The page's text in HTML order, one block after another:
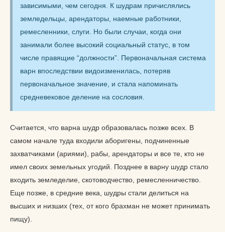
зависимыми, чем сегодня. К шудрам причислялись
земледельцы, арендаторы, наемные работники,
ремесленники, слуги. Но были случаи, когда они
занимали более высокий социальный статус, в том
числе правящие “должности”. Первоначальная система
варн впоследствии видоизменилась, потеряв
первоначальное значение, и стала напоминать
средневековое деление на сословия.
Считается, что варна шудр образовалась позже всех. В
самом начале туда входили аборигены, подчиненные
захватчиками (ариями), рабы, арендаторы и все те, кто не
имел своих земельных угодий. Позднее в варну шудр стало
входить земледелие, скотоводчество, ремесленничество.
Еще позже, в средние века, шудры стали делиться на
высших и низших (тех, от кого брахман не может принимать
пищу).